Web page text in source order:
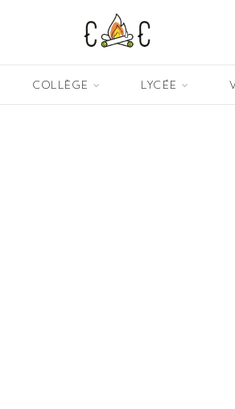
COLLÈGE LYCÉE